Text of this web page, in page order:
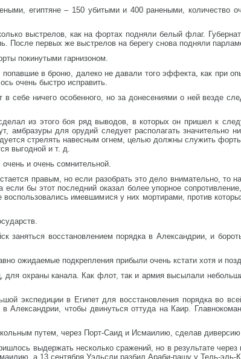
египтяне – 150 убитыми и 400 ранеными, количество
выстрелов, как на фортах подняли белый флаг.
После первых же выстрелов на берегу снова подняли
покинутыми гарнизоном.
в броню, далеко не давали того эффекта, как при
очень быстро исправить.
в себе ничего особенного, но за донесениями о ней везде
сделал из этого боя ряд выводов, в которых он пришел к
амбразуры для орудий следует располагать значительно
стрелять навесным огнем, целью должны служить
выгодной и т. д.
и очень сомнительной.
правым, но если разобрать это дело внимательно, то
если бы этот последний оказал более упорное
имевшимися у них мортирами, против
заняться восстановлением порядка в Александрии, и
ожидаемые подкрепления прибыли очень кстати хотя и
охраны канала. Как флот, так и армия высылали
экспедиции в Египет для восстановления порядка во
Александрии, чтобы двинуться оттуда на Каир.
путем, через Порт-Саид и Исмаилию, сделав
выдержать несколько сражений, но в результате через
а 13 сентября Уэльсли разбил Араби-пашу у Тель-эль-